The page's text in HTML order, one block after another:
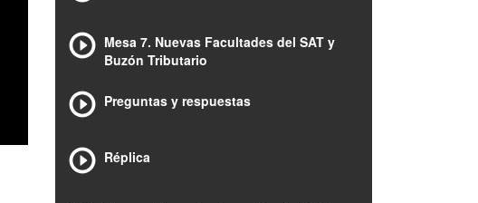
Mesa 7. Nuevas Facultades del SAT y
Buzón Tributario
Preguntas y respuestas
Réplica